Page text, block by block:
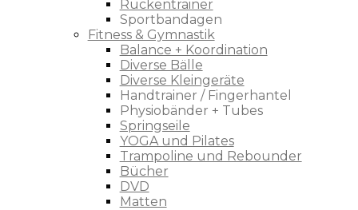
Rückentrainer
Sportbandagen
Fitness & Gymnastik
Balance + Koordination
Diverse Bälle
Diverse Kleingeräte
Handtrainer / Fingerhantel
Physiobänder + Tubes
Springseile
YOGA und Pilates
Trampoline und Rebounder
Bücher
DVD
Matten